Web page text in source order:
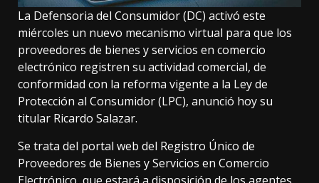
La Defensoria del Consumidor (DC) activó este
miércoles un nuevo mecanismo virtual para que los
proveedores de bienes y servicios en comercio
electrónico registren su actividad comercial, de
conformidad con la reforma vigente a la Ley de
Protección al Consumidor (LPC), anunció hoy su
titular Ricardo Salazar.
Se trata del portal web del Registro Único de
Proveedores de Bienes y Servicios en Comercio